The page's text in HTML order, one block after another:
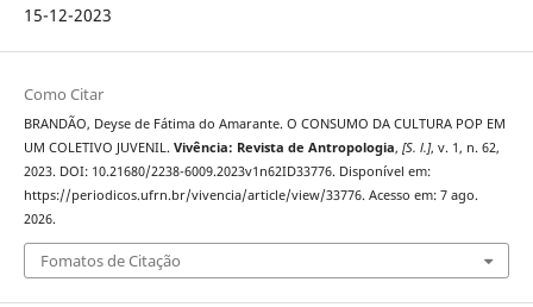
15-12-2023
Como Citar
BRANDÃO, Deyse de Fátima do Amarante. O CONSUMO DA CULTURA POP EM
UM COLETIVO JUVENIL. Vivência: Revista de Antropologia, [S. l.], v. 1, n. 62,
2023. DOI: 10.21680/2238-6009.2023v1n62ID33776. Disponível em:
https://periodicos.ufrn.br/vivencia/article/view/33776. Acesso em: 7 ago.
2026.
Fomatos de Citação